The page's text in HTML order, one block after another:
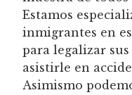
Estamos
inmigrantes en
para legalizar
asistirle en
Asimismo